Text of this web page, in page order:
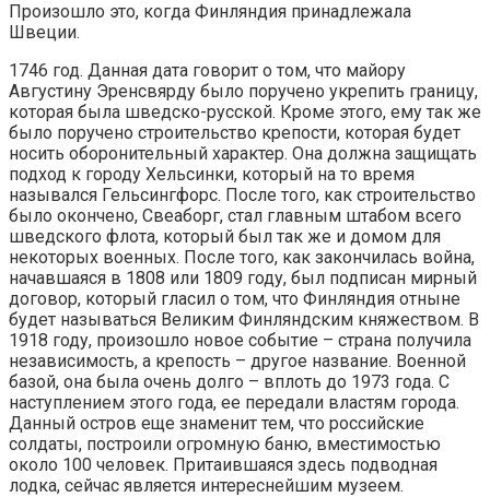
Произошло это, когда Финляндия принадлежала
Швеции.
1746 год. Данная дата говорит о том, что майору
Августину Эренсвярду было поручено укрепить границу,
которая была шведско-русской. Кроме этого, ему так же
было поручено строительство крепости, которая будет
носить оборонительный характер. Она должна защищать
подход к городу Хельсинки, который на то время
назывался Гельсингфорс. После того, как строительство
было окончено, Свеаборг, стал главным штабом всего
шведского флота, который был так же и домом для
некоторых военных. После того, как закончилась война,
начавшаяся в 1808 или 1809 году, был подписан мирный
договор, который гласил о том, что Финляндия отныне
будет называться Великим Финляндским княжеством. В
1918 году, произошло новое событие – страна получила
независимость, а крепость – другое название. Военной
базой, она была очень долго – вплоть до 1973 года. С
наступлением этого года, ее передали властям города.
Данный остров еще знаменит тем, что российские
солдаты, построили огромную баню, вместимостью
около 100 человек. Притаившаяся здесь подводная
лодка, сейчас является интереснейшим музеем.